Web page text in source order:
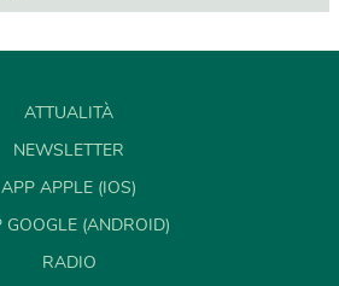
ATTUALITÀ
NEWSLETTER
APP APPLE (IOS)
GOOGLE (ANDROID)
RADIO